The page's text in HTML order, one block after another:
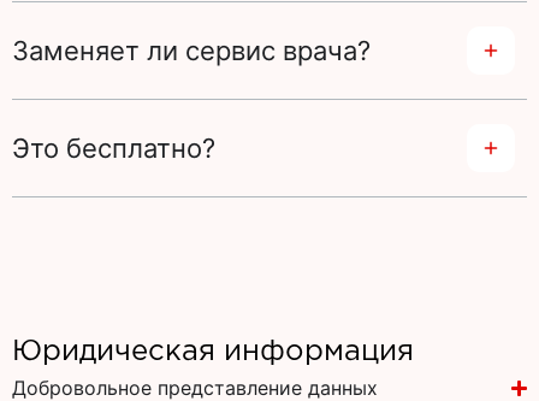
Заменяет ли сервис врача?
Это бесплатно?
Юридическая информация
Добровольное представление данных